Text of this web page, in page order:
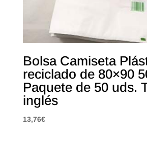
Bolsa Camiseta
reciclado de 80×90
Paquete de 50 uds.
inglés
13,76€